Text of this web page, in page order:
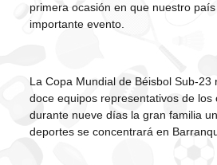
primera ocasión en que nuestro
importante evento.
La Copa Mundial de Béisbol Sub-23
doce equipos representativos de los
durante nueve días la gran familia
deportes se concentrará en